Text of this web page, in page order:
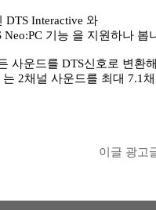
DTS Interactive 와
기능 을 지원하나 봅
사운드를 DTS신호로 변환
는 2채널 사운드를 최대 7.1
이글 광고